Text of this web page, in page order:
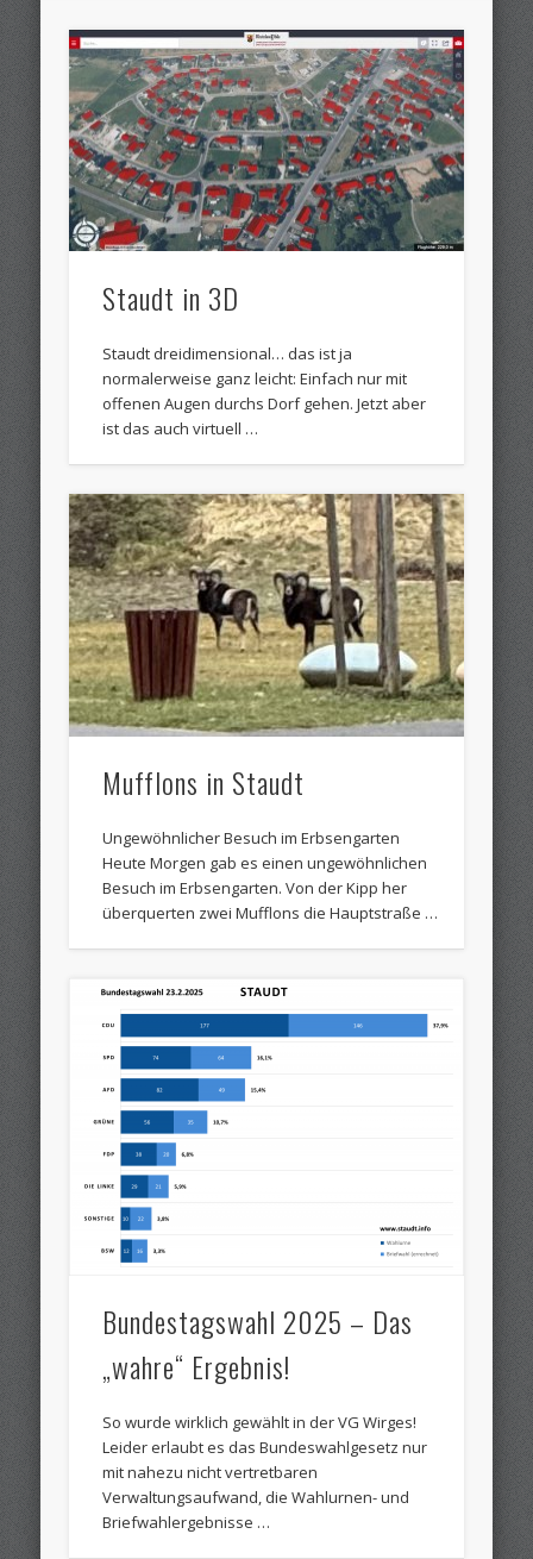
Staudt in 3D
Staudt dreidimensional… das ist ja
normalerweise ganz leicht: Einfach nur mit
offenen Augen durchs Dorf gehen. Jetzt aber
ist das auch virtuell …
Mufflons in Staudt
Ungewöhnlicher Besuch im Erbsengarten
Heute Morgen gab es einen ungewöhnlichen
Besuch im Erbsengarten. Von der Kipp her
überquerten zwei Mufflons die Hauptstraße …
Bundestagswahl 2025 – Das
„wahre“ Ergebnis!
So wurde wirklich gewählt in der VG Wirges!
Leider erlaubt es das Bundeswahlgesetz nur
mit nahezu nicht vertretbaren
Verwaltungsaufwand, die Wahlurnen- und
Briefwahlergebnisse …